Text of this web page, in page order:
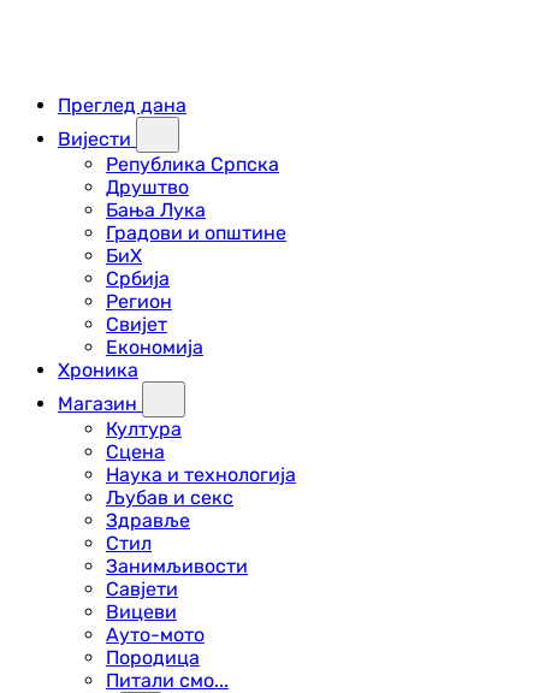
Преглед дана
Вијести
Република Српска
Друштво
Бања Лука
Градови и општине
БиХ
Србија
Регион
Свијет
Економија
Хроника
Магазин
Култура
Сцена
Наука и технологија
Љубав и секс
Здравље
Стил
Занимљивости
Савјети
Вицеви
Ауто-мото
Породица
Питали смо...